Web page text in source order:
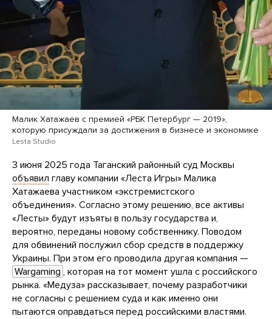
Малик Хатажаев с премией «РБК Петербург — 2019»,
которую присуждали за достижения в бизнесе и экономике
Lesta Studio
3 июня 2025 года Таганский районный суд Москвы
объявил главу компании «Леста Игры» Малика
Хатажаева участником «экстремистского
объединения». Согласно этому решению, все активы
«Лесты» будут изъяты в пользу государства и,
вероятно, переданы новому собственнику. Поводом
для обвинений послужил сбор средств в поддержку
Украины. При этом его проводила другая компания —
Wargaming , которая на тот момент ушла с российского
рынка. «Медуза» рассказывает, почему разработчики
не согласны с решением суда и как именно они
пытаются оправдаться перед российскими властями.